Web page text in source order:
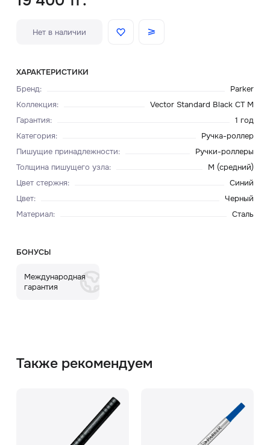
Нет в наличии
ХАРАКТЕРИСТИКИ
Бренд:
Parker
Коллекция:
Vector Standard Black CT M
Гарантия:
1 год
Категория:
Ручка-роллер
Пишущие принадлежности:
Ручки-роллеры
Толщина пишущего узла:
M (средний)
Цвет стержня:
Синий
Цвет:
Черный
Материал: Сталь
БОНУСЫ
Международная
гарантия
Также рекомендуем